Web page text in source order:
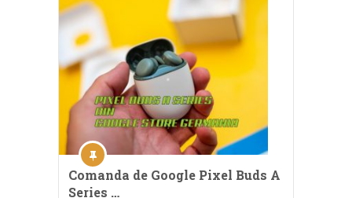
Comanda de Google Pixel Buds A
Series …